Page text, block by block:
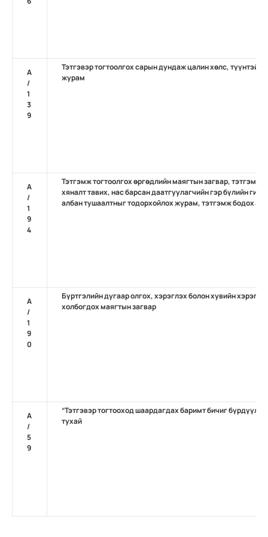
А
/
1
3
9
Тэтгэвэр тогтоолгох сарын дундаж цалин хөлс, түүнтэй
журам
А
/
1
9
4
Тэтгэмж тогтоолгох өргөдлийн маягтын загвар, тэтгэмж
хяналт тавих, нас барсан даатгуулагчийн гэр бүлийн
албан тушаалтныг тодорхойлох журам, тэтгэмж бодох
А
/
1
9
0
Бүртгэлийн дугаар олгох, хэрэглэх болон хувийн хэрэг
холбогдох маягтын загвар
А
/
5
9
“Тэтгэвэр тогтооход шаардагдах баримт бичиг
тухай